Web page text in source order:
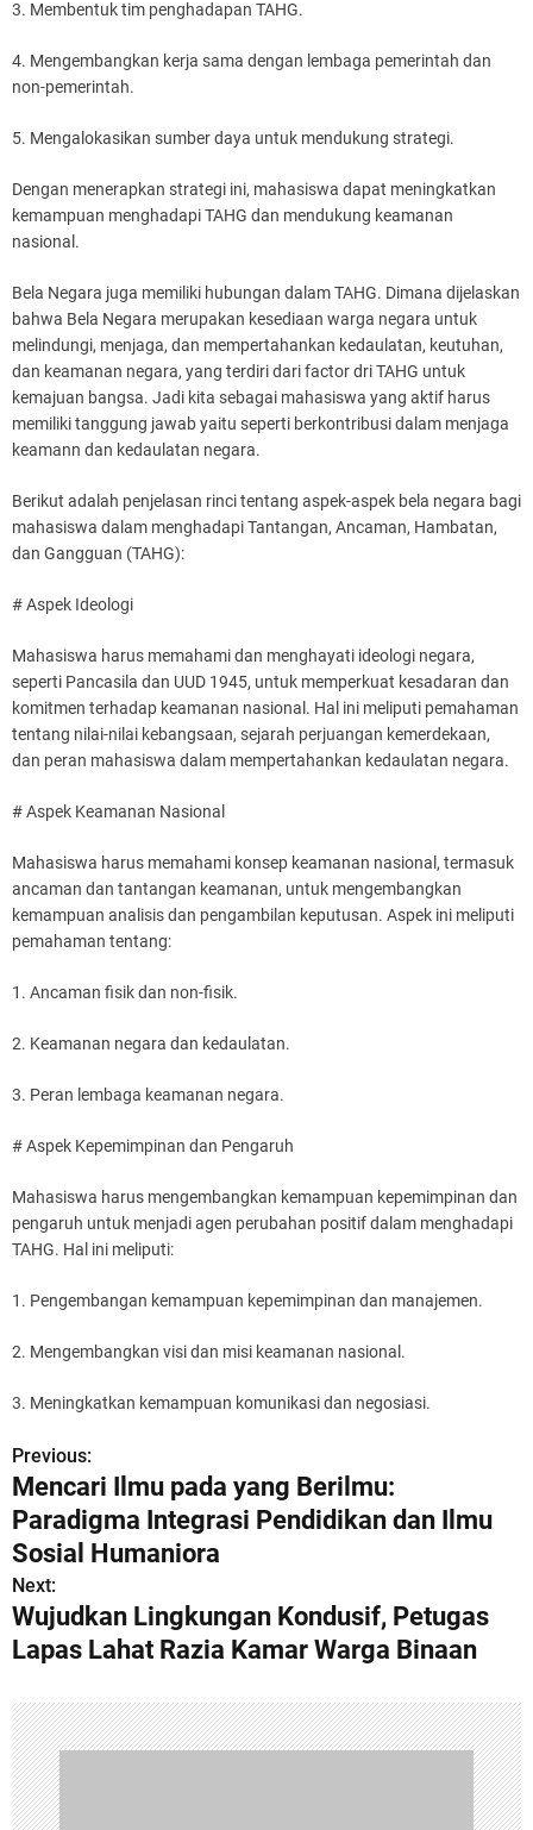
3. Membentuk tim penghadapan TAHG.
4. Mengembangkan kerja sama dengan lembaga pemerintah dan
non-pemerintah.
5. Mengalokasikan sumber daya untuk mendukung strategi.
Dengan menerapkan strategi ini, mahasiswa dapat meningkatkan
kemampuan menghadapi TAHG dan mendukung keamanan
nasional.
Bela Negara juga memiliki hubungan dalam TAHG. Dimana dijelaskan
bahwa Bela Negara merupakan kesediaan warga negara untuk
melindungi, menjaga, dan mempertahankan kedaulatan, keutuhan,
dan keamanan negara, yang terdiri dari factor dri TAHG untuk
kemajuan bangsa. Jadi kita sebagai mahasiswa yang aktif harus
memiliki tanggung jawab yaitu seperti berkontribusi dalam menjaga
keamann dan kedaulatan negara.
Berikut adalah penjelasan rinci tentang aspek-aspek bela negara bagi
mahasiswa dalam menghadapi Tantangan, Ancaman, Hambatan,
dan Gangguan (TAHG):
# Aspek Ideologi
Mahasiswa harus memahami dan menghayati ideologi negara,
seperti Pancasila dan UUD 1945, untuk memperkuat kesadaran dan
komitmen terhadap keamanan nasional. Hal ini meliputi pemahaman
tentang nilai-nilai kebangsaan, sejarah perjuangan kemerdekaan,
dan peran mahasiswa dalam mempertahankan kedaulatan negara.
# Aspek Keamanan Nasional
Mahasiswa harus memahami konsep keamanan nasional, termasuk
ancaman dan tantangan keamanan, untuk mengembangkan
kemampuan analisis dan pengambilan keputusan. Aspek ini meliputi
pemahaman tentang:
1. Ancaman fisik dan non-fisik.
2. Keamanan negara dan kedaulatan.
3. Peran lembaga keamanan negara.
# Aspek Kepemimpinan dan Pengaruh
Mahasiswa harus mengembangkan kemampuan kepemimpinan dan
pengaruh untuk menjadi agen perubahan positif dalam menghadapi
TAHG. Hal ini meliputi:
1. Pengembangan kemampuan kepemimpinan dan manajemen.
2. Mengembangkan visi dan misi keamanan nasional.
3. Meningkatkan kemampuan komunikasi dan negosiasi.
P
o
s
t
n
v
i
Previous:
Mencari Ilmu pada yang Berilmu:
Paradigma Integrasi Pendidikan dan Ilmu
Sosial Humaniora
Next:
Wujudkan Lingkungan Kondusif, Petugas
Lapas Lahat Razia Kamar Warga Binaan